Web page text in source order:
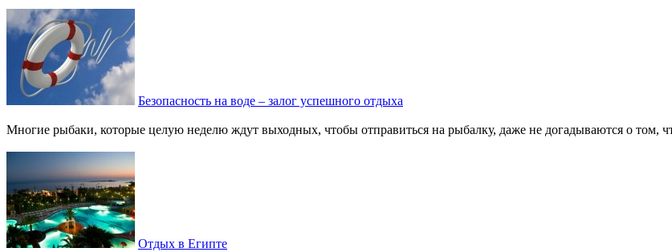
Безопасность на воде – залог успешного отдыха
Многие рыбаки, которые целую неделю ждут выходных, чтобы отправиться на рыбалку, даже не догадываются о том,
Отдых в Египте